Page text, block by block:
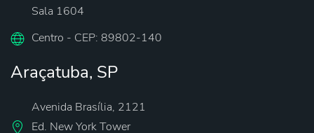
Sala 1604
Centro - CEP: 89802-140
Araçatuba, SP
Avenida Brasília, 2121
Ed. New York Tower